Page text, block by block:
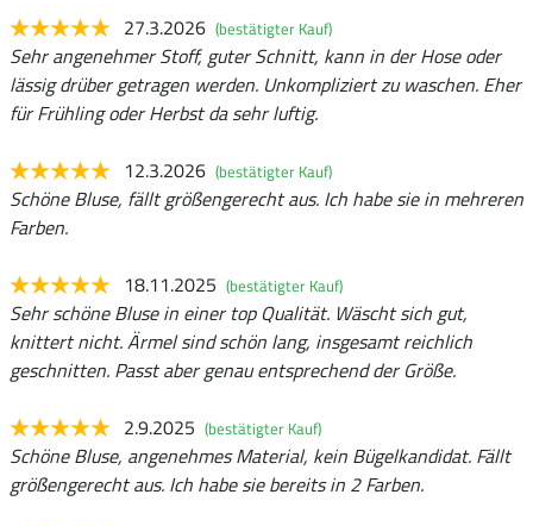
27.3.2026 (bestätigter Kauf)
Sehr angenehmer Stoff, guter Schnitt, kann in der Hose oder
lässig drüber getragen werden. Unkompliziert zu waschen. Eher
für Frühling oder Herbst da sehr luftig.
12.3.2026 (bestätigter Kauf)
Schöne Bluse, fällt größengerecht aus. Ich habe sie in mehreren
Farben.
18.11.2025 (bestätigter Kauf)
Sehr schöne Bluse in einer top Qualität. Wäscht sich gut,
knittert nicht. Ärmel sind schön lang, insgesamt reichlich
geschnitten. Passt aber genau entsprechend der Größe.
2.9.2025 (bestätigter Kauf)
Schöne Bluse, angenehmes Material, kein Bügelkandidat. Fällt
größengerecht aus. Ich habe sie bereits in 2 Farben.